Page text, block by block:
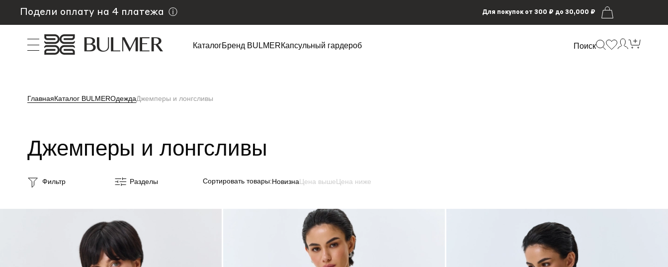
Подели оплату на 4 платежа ⓘ Для покупок от 300 ₽ до 30,000 ₽
КаталогБренд BULMERКапсульный гардероб Поиск
ГлавнаяКаталог BULMERОдеждаДжемперы и лонгсливы
Джемперы и лонгсливы
Фильтр Разделы Сортировать товары:НовизнаЦена вышеЦена ниже